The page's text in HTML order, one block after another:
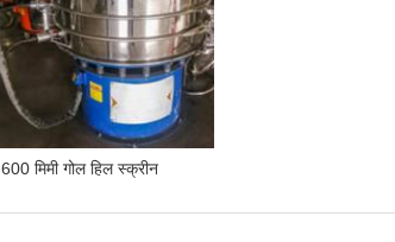
600 मिमी गोल हिल स्क्रीन